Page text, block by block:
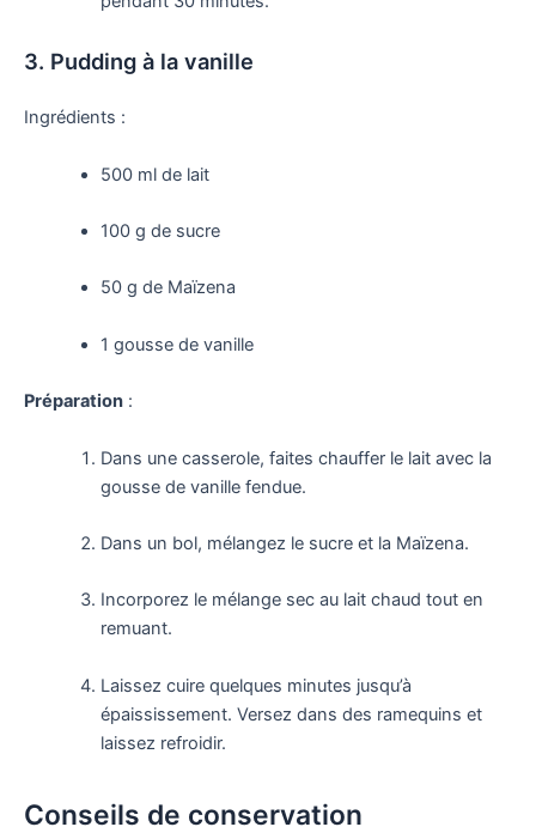
3. Pudding à la vanille
Ingrédients :
500 ml de lait
100 g de sucre
50 g de Maïzena
1 gousse de vanille
Préparation :
Dans une casserole, faites chauffer le lait avec la
gousse de vanille fendue.
Dans un bol, mélangez le sucre et la Maïzena.
Incorporez le mélange sec au lait chaud tout en
remuant.
Laissez cuire quelques minutes jusqu’à
épaississement. Versez dans des ramequins et
laissez refroidir.
Conseils de conservation